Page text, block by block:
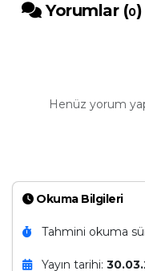
Okuma Bilgileri
Tahmini okuma
Yayın tarihi:
Yorumlar (0)
Henüz yorum